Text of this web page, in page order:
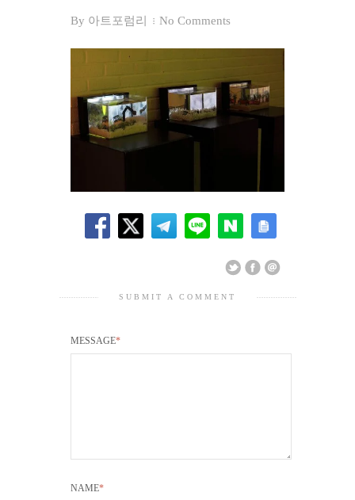
By 아트포럼리 No Comments
SUBMIT A COMMENT
MESSAGE*
NAME*